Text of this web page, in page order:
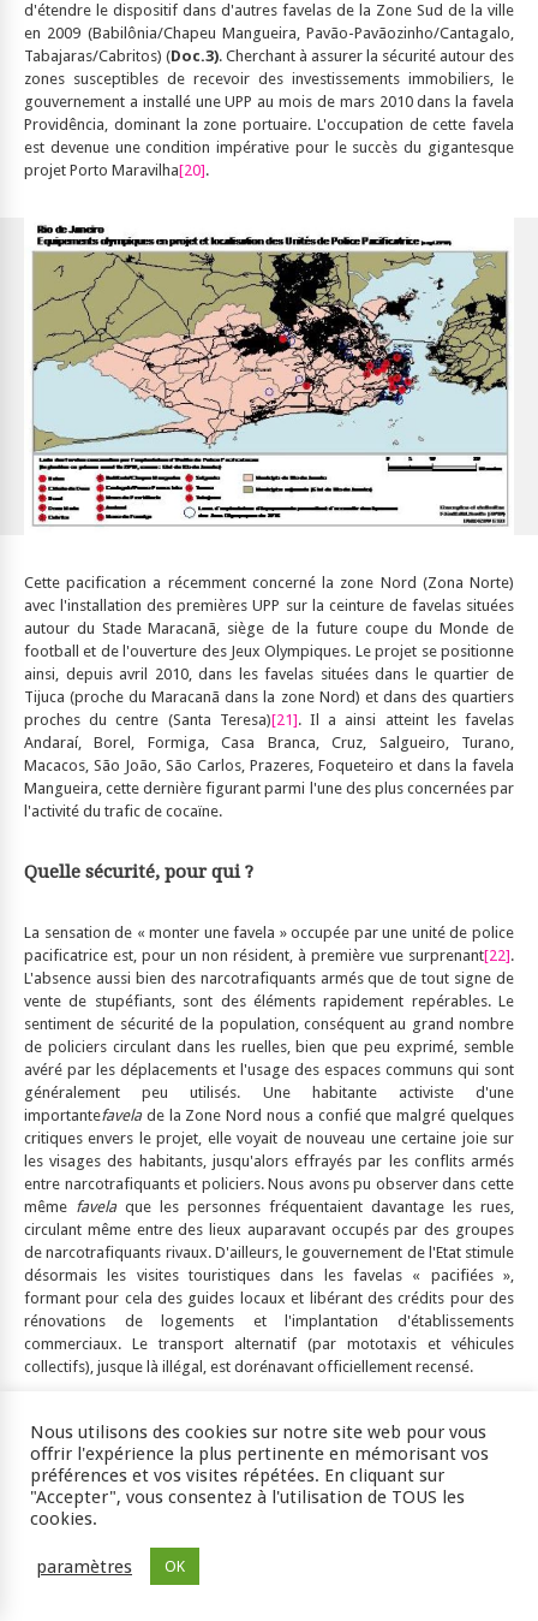
d'étendre le dispositif dans d'autres favelas de la Zone Sud de la ville
en 2009 (Babilônia/Chapeu Mangueira, Pavão-Pavãozinho/Cantagalo,
Tabajaras/Cabritos) (Doc.3). Cherchant à assurer la sécurité autour des
zones susceptibles de recevoir des investissements immobiliers, le
gouvernement a installé une UPP au mois de mars 2010 dans la favela
Providência, dominant la zone portuaire. L'occupation de cette favela
est devenue une condition impérative pour le succès du gigantesque
projet Porto Maravilha[20].
Cette pacification a récemment concerné la zone Nord (Zona Norte)
avec l'installation des premières UPP sur la ceinture de favelas situées
autour du Stade Maracanã, siège de la future coupe du Monde de
football et de l'ouverture des Jeux Olympiques. Le projet se positionne
ainsi, depuis avril 2010, dans les favelas situées dans le quartier de
Tijuca (proche du Maracanã dans la zone Nord) et dans des quartiers
proches du centre (Santa Teresa)[21]. Il a ainsi atteint les favelas
Andaraí, Borel, Formiga, Casa Branca, Cruz, Salgueiro, Turano,
Macacos, São João, São Carlos, Prazeres, Foqueteiro et dans la favela
Mangueira, cette dernière figurant parmi l'une des plus concernées par
l'activité du trafic de cocaïne.
Quelle sécurité, pour qui ?
La sensation de « monter une favela » occupée par une unité de police
pacificatrice est, pour un non résident, à première vue surprenant[22].
L'absence aussi bien des narcotrafiquants armés que de tout signe de
vente de stupéfiants, sont des éléments rapidement repérables. Le
sentiment de sécurité de la population, conséquent au grand nombre
de policiers circulant dans les ruelles, bien que peu exprimé, semble
avéré par les déplacements et l'usage des espaces communs qui sont
généralement peu utilisés. Une habitante activiste d'une
importantefavelade la Zone Nord nous a confié que malgré quelques
critiques envers le projet, elle voyait de nouveau une certaine joie sur
les visages des habitants, jusqu'alors effrayés par les conflits armés
entre narcotrafiquants et policiers. Nous avons pu observer dans cette
même favelaque les personnes fréquentaient davantage les rues,
circulant même entre des lieux auparavant occupés par des groupes
de narcotrafiquants rivaux. D'ailleurs, le gouvernement de l'Etat stimule
désormais les visites touristiques dans les favelas « pacifiées »,
formant pour cela des guides locaux et libérant des crédits pour des
rénovations de logements et l'implantation d'établissements
commerciaux. Le transport alternatif (par mototaxis et véhicules
collectifs), jusque là illégal, est dorénavant officiellement recensé.
Ce sentiment de sécurité semble partagé par les habitants des
quartiers environnants qui voient le narcotrafic comme le grand
responsable de la violence urbaine. Il est facilement perceptible dans
le quartir de Tijuca, qui a vu l´augmentation du nombre de clients
fréquentant les bars et restaurants. On observe également une
desfavelas. Selon le directeur exécutif du Syndicat des Industries de la
Construction Civile de Rio de Janeiro, la présence des UPP ouvre de
Nous utilisons des cookies sur notre site web pour vous
offrir l'expérience la plus pertinente en mémorisant vos
préférences et vos visites répétées. En cliquant sur
"Accepter", vous consentez à l'utilisation de TOUS les
cookies.
paramètres OK